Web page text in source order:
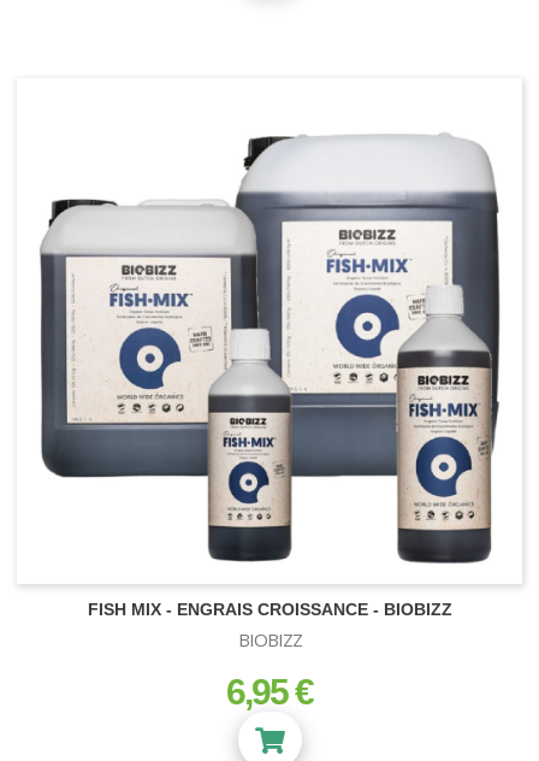
FISH MIX - ENGRAIS CROISSANCE - BIOBIZZ
BIOBIZZ
prix
6,95 €